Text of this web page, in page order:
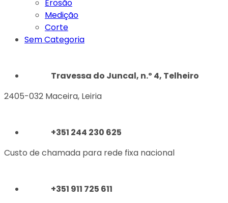
Erosão
Medição
Corte
Sem Categoria
Travessa do Juncal, n.º 4, Telheiro
2405-032 Maceira, Leiria
+351 244 230 625
Custo de chamada para rede fixa nacional
+351 911 725 611